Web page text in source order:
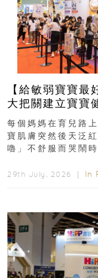
【給敏弱寶寶
大把關建立寶寶
每個媽媽在育兒路
寶肌膚突然後天泛
嚕」不舒服而哭鬧
29th July, 2026 ｜ In